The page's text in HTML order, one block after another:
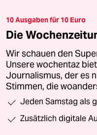
10 Ausgaben für 10 Euro
Die
Wir schauen den
Unsere wochentaz
Journalismus, der es
Stimmen, die
Jeden Samstag als
Zusätzlich digitale